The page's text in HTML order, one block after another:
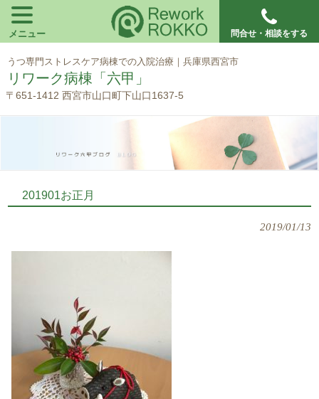
うつ専門ストレスケア病棟での入院治療｜兵庫県西宮市
リワーク病棟「六甲」
〒651-1412 西宮市山口町下山口1637-5
問合せ・相談をする
201901お正月
2019/01/13
メニュー